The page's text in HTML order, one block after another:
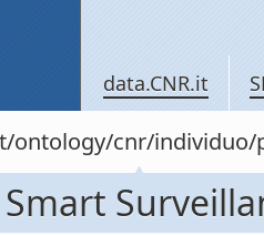
data.CNR.it
ontology/cnr/
Smart